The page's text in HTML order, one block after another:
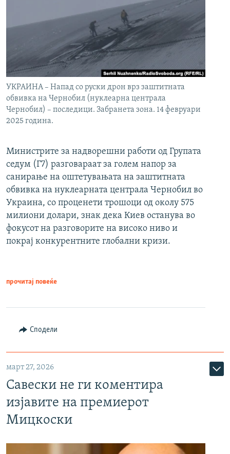
УКРАИНА – Напад со руски дрон врз заштитната
обвивка на Чернобил (нуклеарна централа
Чернобил) – последици. Забранета зона. 14 февруари
2025 година.
Министрите за надворешни работи од Групата
седум (Г7) разговараат за голем напор за
санирање на оштетувањата на заштитната
обвивка на нуклеарната централа Чернобил во
Украина, со проценети трошоци од околу 575
милиони долари, знак дека Киев останува во
фокусот на разговорите на високо ниво и
покрај конкурентните глобални кризи.
прочитај повеќе
Сподели
март 27, 2026
Савески не ги коментира
изјавите на премиерот
Мицкоски